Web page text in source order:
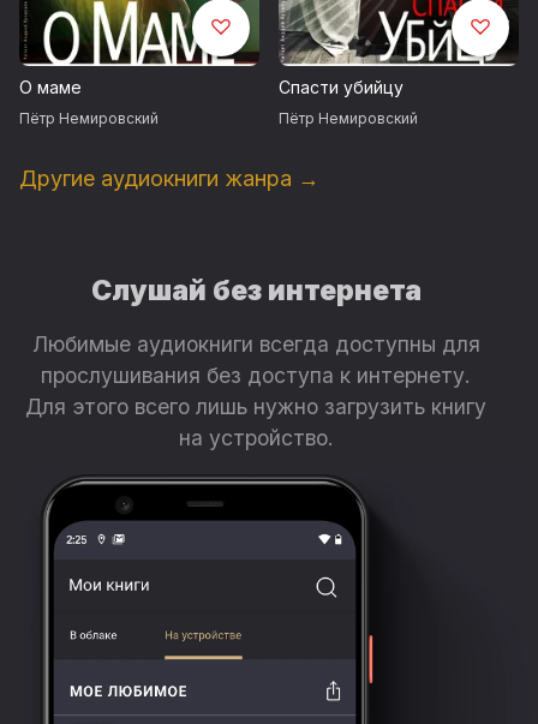
О маме
Пётр Немировский
Спасти убийцу
Пётр Немировский
Другие аудиокниги жанра →
Слушай без интернета
Любимые аудиокниги всегда доступны для
прослушивания без доступа к интернету.
Для этого всего лишь нужно загрузить книгу
на устройство.